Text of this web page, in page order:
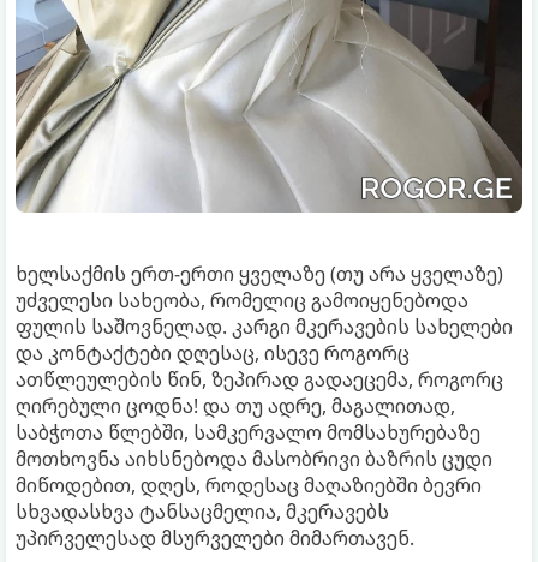
ხელსაქმის ერთ-ერთი ყველაზე (თუ არა ყველაზე)
უძველესი სახეობა, რომელიც გამოიყენებოდა
ფულის საშოვნელად. კარგი მკერავების სახელები
და კონტაქტები დღესაც, ისევე როგორც
ათწლეულების წინ, ზეპირად გადაეცემა, როგორც
ღირებული ცოდნა! და თუ ადრე, მაგალითად,
საბჭოთა წლებში, სამკერვალო მომსახურებაზე
მოთხოვნა აიხსნებოდა მასობრივი ბაზრის ცუდი
მიწოდებით, დღეს, როდესაც მაღაზიებში ბევრი
სხვადასხვა ტანსაცმელია, მკერავებს
უპირველესად მსურველები მიმართავენ.